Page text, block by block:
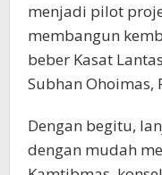
menjadi pilot
membangun
beber Kasat
Subhan Ohoimas,
Dengan begitu,
dengan mudah